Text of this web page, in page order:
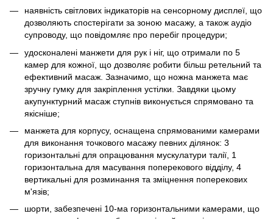
наявність світлових індикаторів на сенсорному дисплеї, що
дозволяють спостерігати за зоною масажу, а також аудіо
супроводу, що повідомляє про перебіг процедури;
удосконалені манжети для рук і ніг, що отримали по 5
камер для кожної, що дозволяє робити більш ретельний та
ефективний масаж. Зазначимо, що ножна манжета має
зручну гумку для закріплення устілки. Завдяки цьому
акупунктурний масаж ступнів виконується спрямовано та
якісніше;
манжета для корпусу, оснащена спрямованими камерами
для виконання точкового масажу певних ділянок: 3
горизонтальні для опрацювання мускулатури талії, 1
горизонтальна для масування поперекового відділу, 4
вертикальні для розминання та зміцнення поперекових
м'язів;
шорти, забезпечені 10-ма горизонтальними камерами, що